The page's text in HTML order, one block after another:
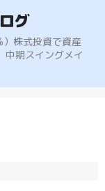
グ
株式投資で資産
中期スイングメイ